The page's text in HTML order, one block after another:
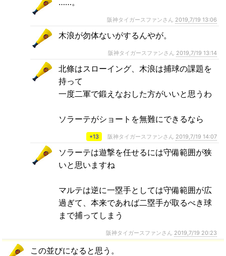
阪神タイガースファンさん 2019,7/19 13:06
木浪が勿体ないがするんやが。
阪神タイガースファンさん 2019,7/19 13:14
北條はスローイング、木浪は捕球の課題を
持って
一度二軍で鍛えなおした方がいいと思うわ
ソラーテがショートを無難にできるなら
+13 阪神タイガースファンさん 2019,7/19 14:07
ソラーテは遊撃を任せるには守備範囲が狭
いと思いますね
マルテは逆に一塁手としては守備範囲が広
過ぎて、本来であれば二塁手が取るべき球
まで捕ってしまう
阪神タイガースファンさん 2019,7/19 20:23
この並びになると思う。